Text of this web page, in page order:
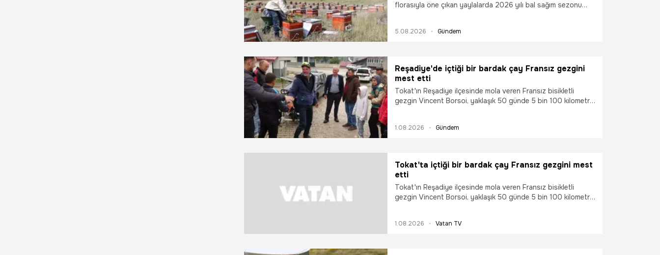
florasıyla öne çıkan yaylalarda 2026 yılı bal sağım sezonu
arıcı Hasan Demir, sezonun ilk bal sağımını gerçekleştirerek
5.08.2026 Gündem
Reşadiye'de içtiği bir bardak çay Fransız gezgini
mest etti
Tokat'ın Reşadiye ilçesinde mola veren Fransız bisikletli
gezgin Vincent Borsoi, yaklaşık 50 günde 5 bin 100 kilometre
biri olduğunu söyledi.
1.08.2026 Gündem
Tokat'ta içtiği bir bardak çay Fransız gezgini mest
etti
Tokat'ın Reşadiye ilçesinde mola veren Fransız bisikletli
gezgin Vincent Borsoi, yaklaşık 50 günde 5 bin 100 kilometre
biri olduğunu söyledi.
1.08.2026 Vatan TV